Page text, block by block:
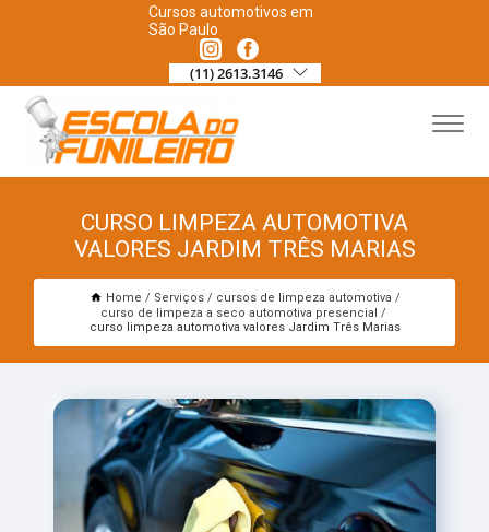
Cursos automotivos em
São Paulo
(11) 2613.3146
CURSO LIMPEZA AUTOMOTIVA
VALORES JARDIM TRÊS MARIAS
Home Serviços
cursos de limpeza automotiva
curso de limpeza a seco automotiva presencial
curso limpeza automotiva valores Jardim Três Marias